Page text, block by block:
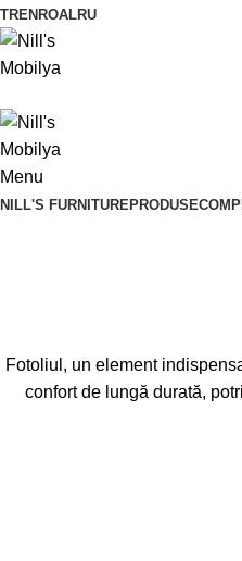
TREN ROALRU
Menu
NILL'S FURNITUREPRODUSE
Fotoliul, un element
confort de lungă durată,